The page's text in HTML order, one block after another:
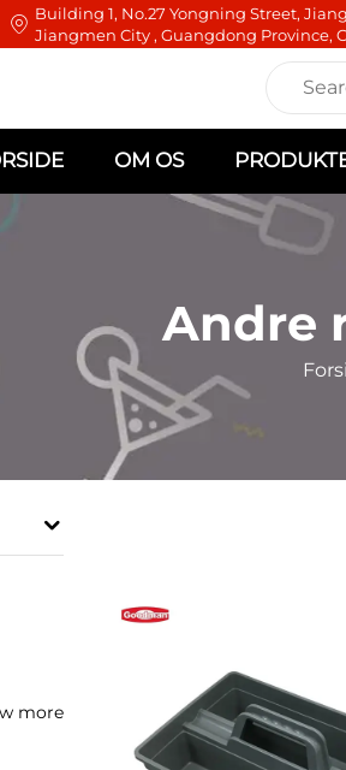
Building 1, No.27 Yongning Street,
Jiangmen City , Guangdong Province,
OM OS
Andre
more